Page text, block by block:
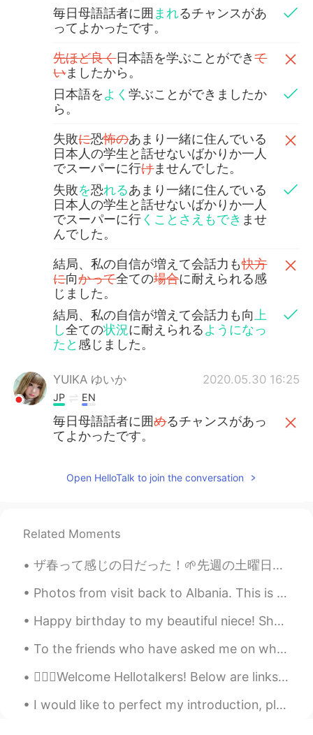
毎日母語話者に囲 まれるチャンスがあ
ってよかったです。
先ほど良く日本語を学ぶことができて
いましたから。
日本語をよく学ぶことができましたか
ら。
失敗に恐怖のあまり一緒に住んでいる
日本人の学生と話せないばかりか一人
でスーパーに行けませんでした。
失敗を恐れるあまり一緒に住んでいる
日本人の学生と話せないばかりか一人
でスーパーに行くことさえもでき ませ
んでした。
結局、私の自信が増えて会話力も快方
に向かって全ての場合に耐えられる感
じました。
結局、私の自信が増えて会話力も向 上
し全ての状況に耐えられるようになっ
たと 感じました。
YUIKA ゆいか 2020.05.30 16:25
JP EN
毎日母語話者に囲めるチャンスがあっ
てよかったです。
ってよかったです。
でスーパーに行けませんでした。
日本人の学生と話せないばかりか一人
Hiro 2020.05.30 16:22
Good good 😁😁
Open HelloTalk to join the conversation
Related Moments
ザ春って感じの日だった！🌱先週の土曜日ってなんだったのって思えるくらい朝から暖かくて、ほぼ一日中は半袖で過ごせたのは嬉しい！☀️ 久々に友達とも会えて、多摩川沿い散歩していろんな咲いてるとまだ咲...
Photos from visit back to Albania. This is in Nivice my parents home village. They were raised an...
Happy birthday to my beautiful niece! She turned 6 years old today. She got a pink iPad with her ...
To the friends who have asked me on what I did on day off on Friday here are some pictures just f...
💁🏻‍♀️Welcome Hellotalkers! Below are links for help learning English! 👉🏽Letter sounds: h...
I would like to perfect my introduction, please help 🙇‍♀️ はじめまして ジエニーです。アメリカ人です。31歳です。 日本で英語を教...